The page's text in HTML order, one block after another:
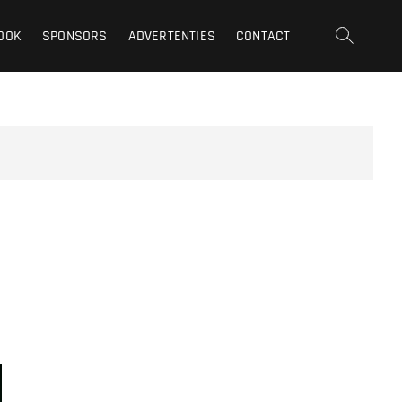
SPONSORS ADVERTENTIES CONTACT